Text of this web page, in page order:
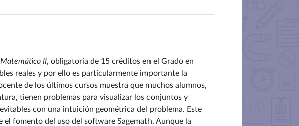
II, obligatoria de 15 créditos en el Grado en
reales y por ello es particularmente importante la
de los últimos cursos muestra que muchos alumnos,
tienen problemas para visualizar los conjuntos y
con una intuición geométrica del problema. Este
fomento del uso del software Sagemath. Aunque la